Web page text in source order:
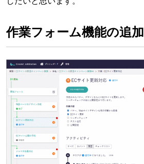
作業フォーム機能の追加